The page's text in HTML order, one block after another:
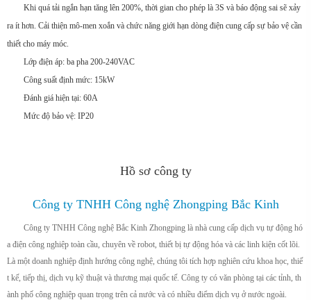
Khi quá tải ngắn hạn tăng lên 200%, thời gian cho phép là 3S và báo động sai sẽ xảy
ra ít hơn. Cải thiện mô-men xoắn và chức năng giới hạn dòng điện cung cấp sự bảo vệ cần
thiết cho máy móc.
Lớp điện áp: ba pha 200-240VAC
Công suất định mức: 15kW
Đánh giá hiện tại: 60A
Mức độ bảo vệ: IP20
Hồ sơ công ty
Công ty TNHH Công nghệ Zhongping Bắc Kinh
Công ty TNHH Công nghệ Bắc Kinh Zhongping là nhà cung cấp dịch vụ tự động hó
a điện công nghiệp toàn cầu, chuyên về robot, thiết bị tự động hóa và các linh kiện cốt lõi.
Là một doanh nghiệp định hướng công nghệ, chúng tôi tích hợp nghiên cứu khoa học, thiế
t kế, tiếp thị, dịch vụ kỹ thuật và thương mại quốc tế. Công ty có văn phòng tại các tỉnh, th
ành phố công nghiệp quan trọng trên cả nước và có nhiều điểm dịch vụ ở nước ngoài.